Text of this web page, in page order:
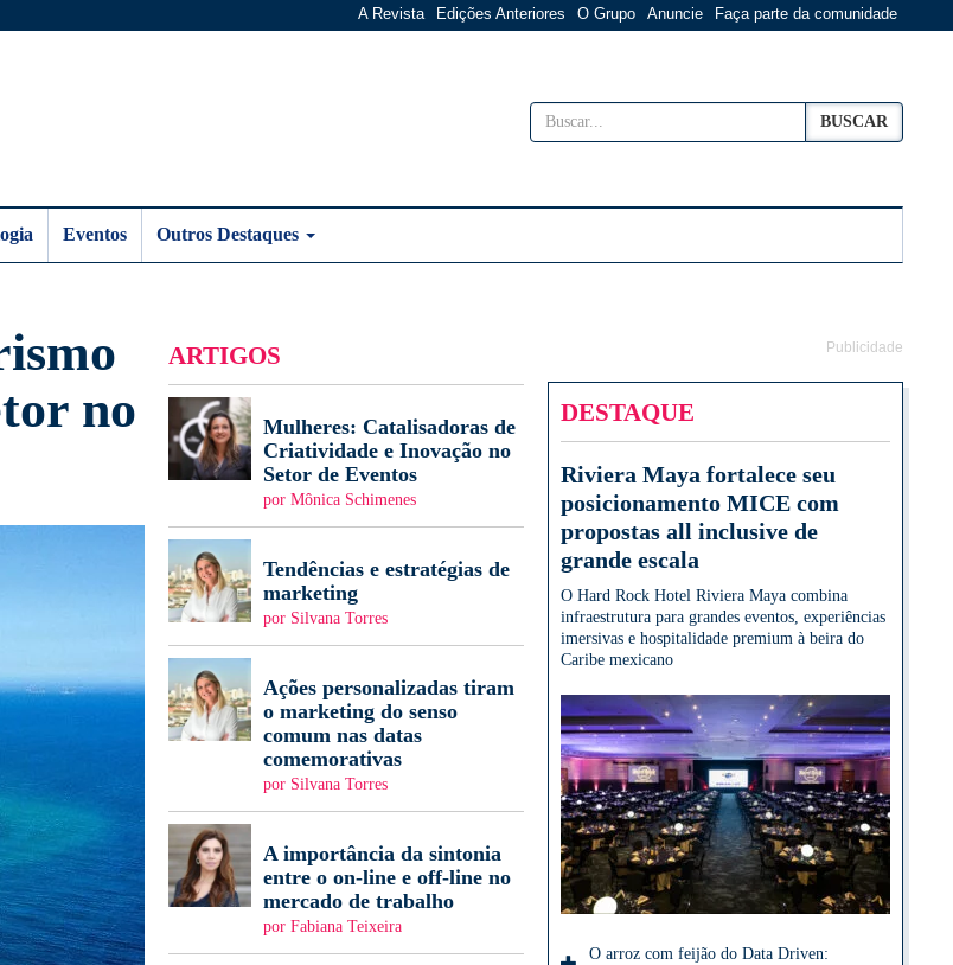
A Revista Edições Anteriores O Grupo Anuncie Faça parte da comunidade
BUSCAR
Eventos Outros Destaques
no
ARTIGOS
Mulheres: Catalisadoras de
Criatividade e Inovação no
Setor de Eventos
por Mônica Schimenes
Tendências e estratégias de
marketing
por Silvana Torres
Ações personalizadas tiram
o marketing do senso
comum nas datas
comemorativas
por Silvana Torres
A importância da sintonia
entre o on-line e off-line no
mercado de trabalho
por Fabiana Teixeira
Publicidade
DESTAQUE
Riviera Maya fortalece seu
posicionamento MICE com
propostas all inclusive de
grande escala
O Hard Rock Hotel Riviera Maya combina
infraestrutura para grandes eventos, experiências
imersivas e hospitalidade premium à beira do
Caribe mexicano
O arroz com feijão do Data Driven: